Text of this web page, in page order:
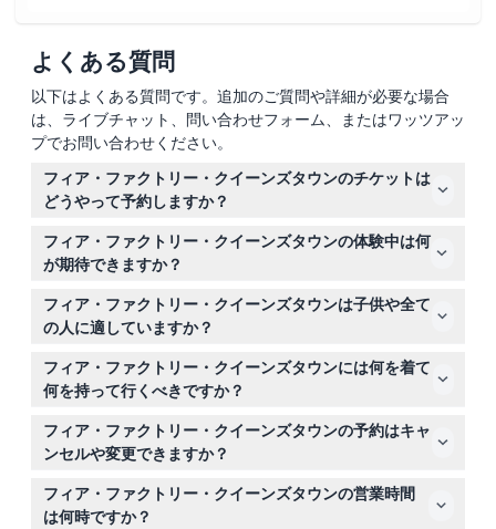
よくある質問
以下はよくある質問です。追加のご質問や詳細が必要な場合
は、ライブチャット、問い合わせフォーム、またはワッツアッ
プでお問い合わせください。
フィア・ファクトリー・クイーンズタウンのチケットは
どうやって予約しますか？
このウェブサイト上で簡単にフィア・ファクトリー・クイ
ーンズタウンのチケットをご予約いただけます。ご希望の
日付と時間を選択し、指定の手順に従って予約を完了して
ください。
フィア・ファクトリー・クイーンズタウンの体験中は何
が期待できますか？
ライブ俳優、特殊効果、そして背筋が凍る恐怖が満載の暗
い廊下を15から20分間スリリングに歩く体験で、あなた
の勇気が試されます。
フィア・ファクトリー・クイーンズタウンは子供や全て
の人に適していますか？
参加者は8歳以上で、8歳から12歳までの子供は有料の付
き添い大人が必要です。高血圧、てんかん、心臓疾患、喘
息、深刻な健康問題がある方や妊娠中の方には推奨されま
せん。
フィア・ファクトリー・クイーンズタウンには何を着て
何を持って行くべきですか？
快適な歩きやすい靴を履いて、予約時間の10分前にお越し
ください。バッグやジャケットは設置された収納ボックス
にお預けいただけます。外部からの飲食物の持ち込みは禁
止されています。
フィア・ファクトリー・クイーンズタウンの予約はキャ
ンセルや変更できますか？
チケットは返金不可で、キャンセルや日程変更はできませ
ん。ご自身のご都合に合う日付と時間をご予約ください。
フィア・ファクトリー・クイーンズタウンの営業時間
は何時ですか？